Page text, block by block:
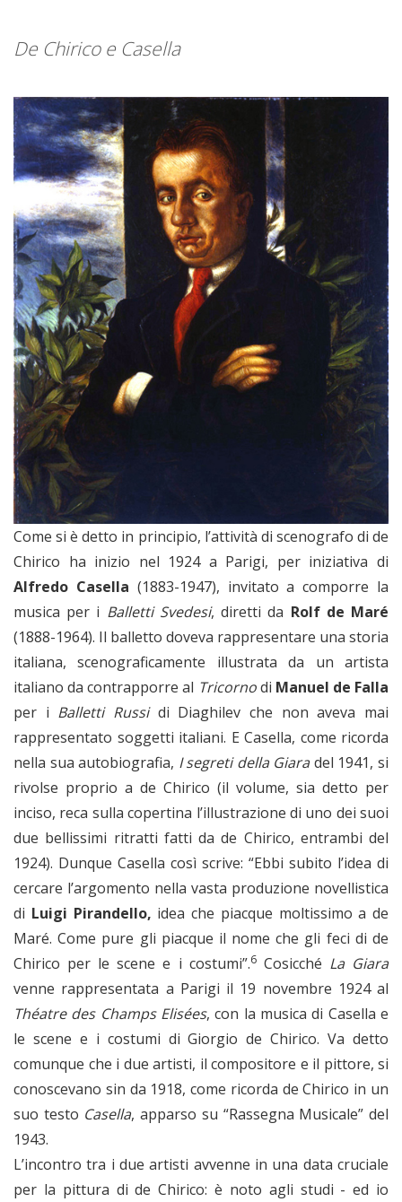
De Chirico e Casella
Come si è detto in principio, l’attività di scenografo di de
Chirico ha inizio nel 1924 a Parigi, per iniziativa di
Alfredo Casella (1883-1947), invitato a comporre la
musica per i Balletti Svedesi, diretti da Rolf de Maré
(1888-1964). Il balletto doveva rappresentare una storia
italiana, scenograficamente illustrata da un artista
italiano da contrapporre al Tricornodi Manuel de Falla
per i Balletti Russidi Diaghilev che non aveva mai
rappresentato soggetti italiani. E Casella, come ricorda
nella sua autobiografia, I segreti della Giaradel 1941, si
rivolse proprio a de Chirico (il volume, sia detto per
inciso, reca sulla copertina l’illustrazione di uno dei suoi
due bellissimi ritratti fatti da de Chirico, entrambi del
1924). Dunque Casella così scrive: “Ebbi subito l’idea di
cercare l’argomento nella vasta produzione novellistica
di Luigi Pirandello, idea che piacque moltissimo a de
Maré. Come pure gli piacque il nome che gli feci di de
Chirico per le scene e i costumi”.6Cosicché La Giara
venne rappresentata a Parigi il 19 novembre 1924 al
Théatre des Champs Elisées, con la musica di Casella e
le scene e i costumi di Giorgio de Chirico. Va detto
comunque che i due artisti, il compositore e il pittore, si
conoscevano sin da 1918, come ricorda de Chirico in un
suo testo Casella, apparso su “Rassegna Musicale” del
1943.
L’incontro tra i due artisti avvenne in una data cruciale
per la pittura di de Chirico: è noto agli studi - ed io